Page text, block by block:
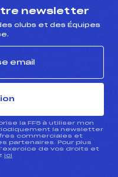
newsletter
clubs et des Équipes
la FFS à utiliser mon
la newsletter
commerciales et
partenaires. Pour plus
de vos droits et
ici